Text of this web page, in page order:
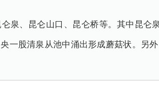
泉、昆仑山口、昆仑桥等。其中昆仑
一股清泉从池中涌出形成蘑菇状。另